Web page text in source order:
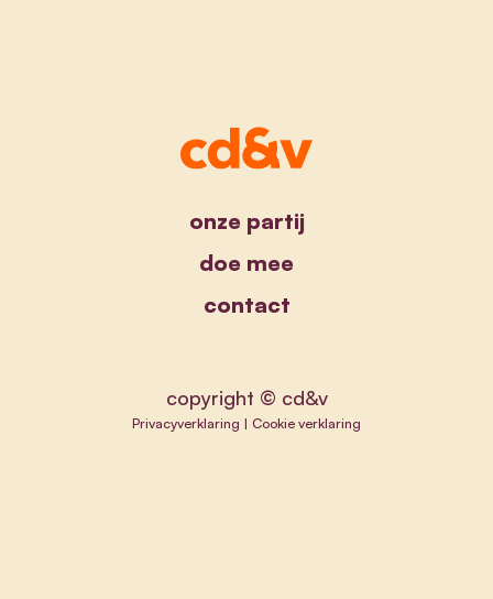
onze partij
doe mee
contact
copyright © cd&v
Privacyverklaring | Cookie verklaring